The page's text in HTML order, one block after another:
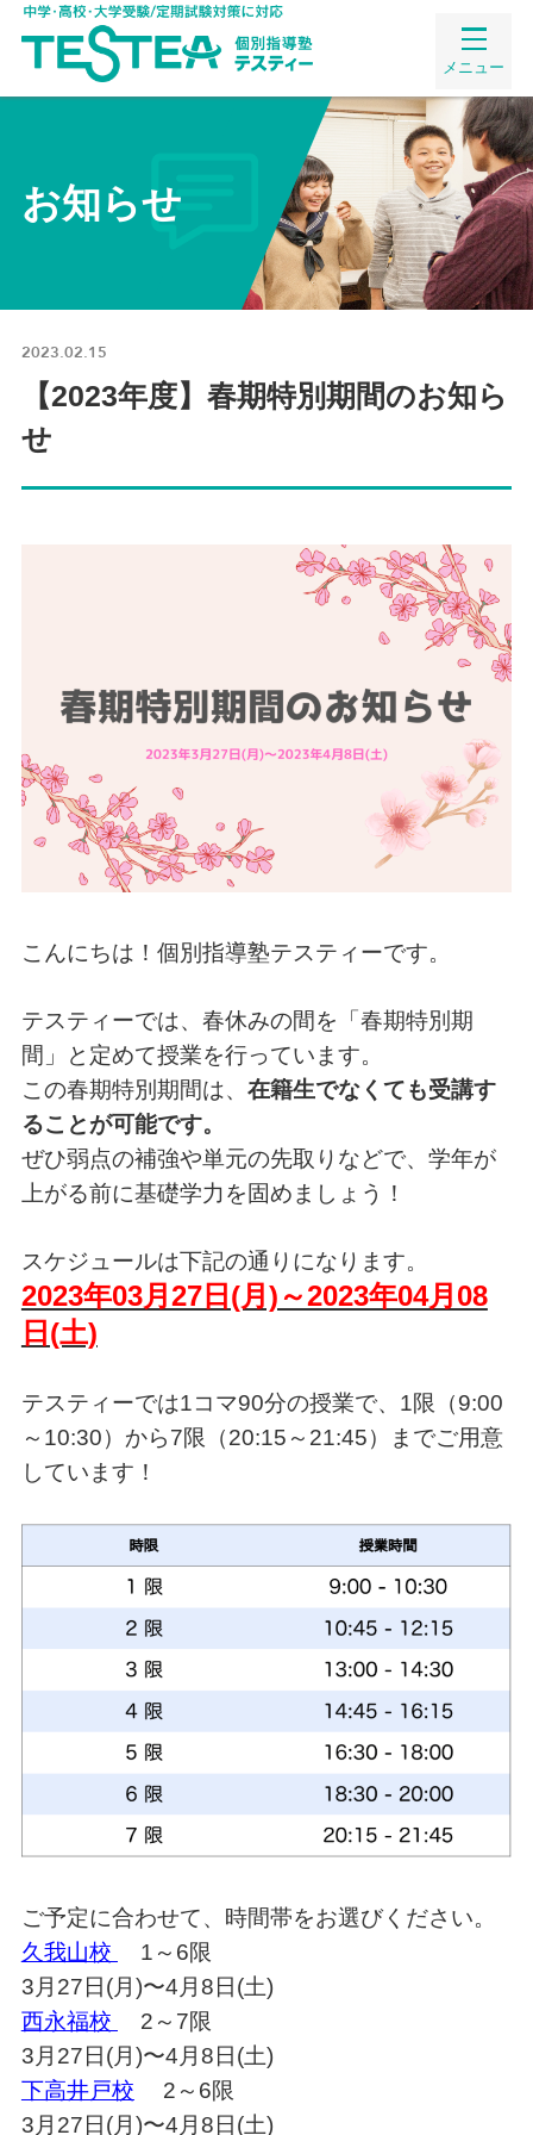
メニュー
お知らせ
2023.02.15
【2023年度】春期特別期間のお知ら
せ
こんにちは！個別指導塾テスティーです。
テスティーでは、春休みの間を「春期特別期
間」と定めて授業を行っています。
この春期特別期間は、 在籍生でなくても受講す
ることが可能です。
ぜひ弱点の補強や単元の先取りなどで、学年が
上がる前に基礎学力を固めましょう！
スケジュールは下記の通りになります。
2023年03月27日(月)～2023年04月08
日(土)
テスティーでは1コマ90分の授業で、1限（9:00
～10:30）から7限（20:15～21:45）までご用意
しています！
ご予定に合わせて、時間帯をお選びください。
久我山校
1～6限
3月27日(月)〜4月8日(土)
西永福校
2～7限
3月27日(月)〜4月8日(土)
下高井戸校 2～6限
3月27日(月)〜4月8日(土)